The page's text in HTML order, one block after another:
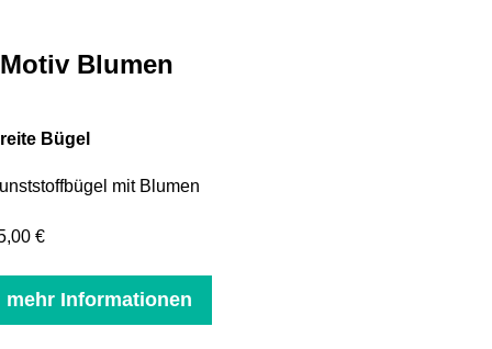
Motiv Blumen
Bügel
mit Blumen
€
mehr Informationen